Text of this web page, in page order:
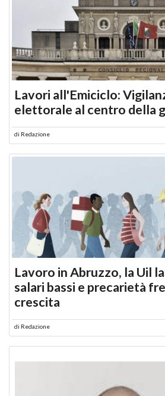
Lavori all'Emiciclo:
elettorale al centro della
di Redazione
Lavoro in Abruzzo, la Uil
salari bassi e precarietà
crescita
di Redazione